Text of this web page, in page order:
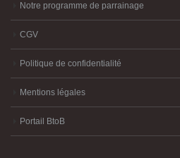
Notre programme de parrainage
CGV
Politique de confidentialité
Mentions légales
Portail BtoB